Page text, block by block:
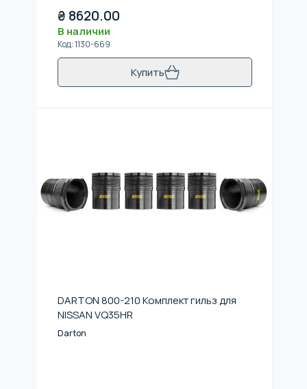
₴ 8620.00
В наличии
Код:1130-669
Купить
DARTON 800-210 Комплект гильз для
NISSAN VQ35HR
Darton